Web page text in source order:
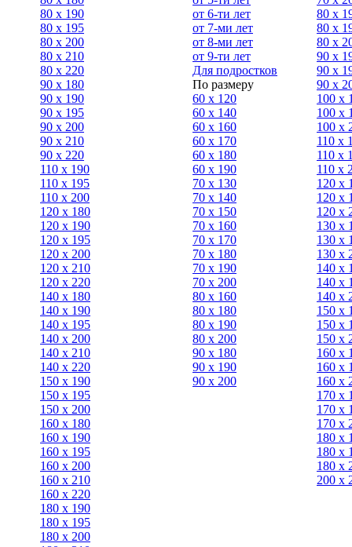
80 х 190
80 х 195
80 х 200
80 x 210
80 x 220
90 x 180
90 х 190
90 х 195
90 х 200
90 x 210
90 x 220
110 x 190
110 x 195
110 x 200
120 x 180
120 х 190
120 х 195
120 х 200
120 x 210
120 x 220
140 x 180
140 х 190
140 х 195
140 х 200
140 x 210
140 x 220
150 х 190
150 х 195
150 х 200
160 x 180
160 х 190
160 х 195
160 х 200
160 x 210
160 x 220
180 х 190
180 х 195
180 х 200
от 6-ти лет
от 7-ми лет
от 8-ми лет
от 9-ти лет
Для подростков
По размеру
60 х 120
60 х 140
60 х 160
60 х 170
60 х 180
60 х 190
70 х 130
70 х 140
70 х 150
70 х 160
70 х 170
70 х 180
70 х 190
70 х 200
80 х 160
80 х 180
80 x 190
80 x 200
90 х 180
90 x 190
90 x 200
80 x
80 x
80 x
90 x
90 x
90 x
100 x
100 х
100 x
110 x
110 х
110 х
120 х
120 х
120 х
130 х
130 х
130 х
140 х
140 х
140 х
150 х
150 х
150 х
160 х
160 х
160 х
170 х
170 х
170 х
180 х
180 х
180 х
200 x